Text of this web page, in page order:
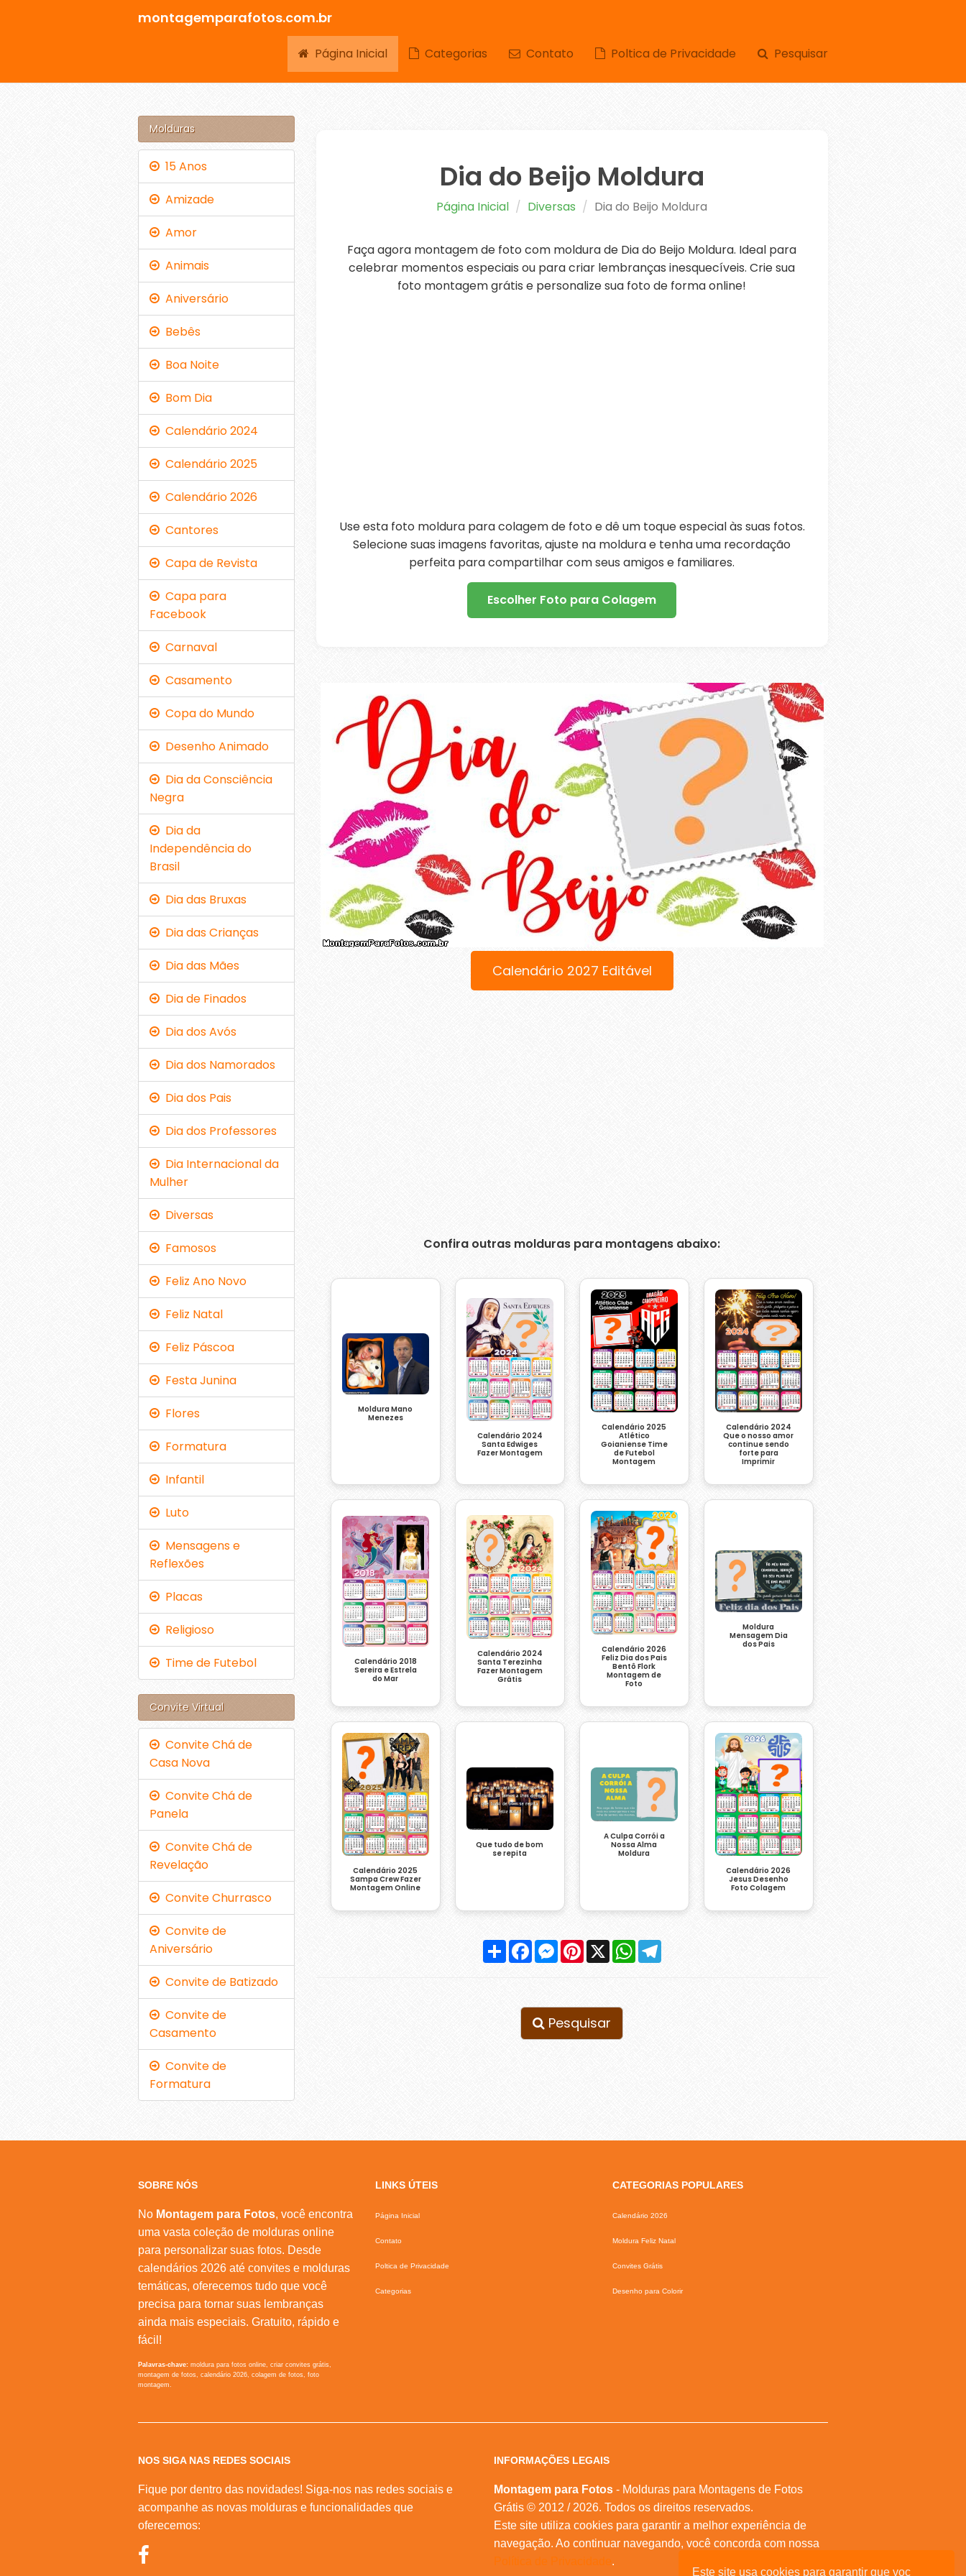
Este site usa cookies para garantir que voc
montagemparafotos.com.br
Página Inicial Categorias Contato Poltica de Privacidade Pesquisar
Dia do Beijo Moldura
Página Inicial Diversas Dia do Beijo Moldura
Faça agora montagem de foto com moldura de Dia do Beijo Moldura. Ideal para
celebrar momentos especiais ou para criar lembranças inesquecíveis. Crie sua
foto montagem grátis e personalize sua foto de forma online!
Use esta foto moldura para colagem de foto e dê um toque especial às suas fotos.
Selecione suas imagens favoritas, ajuste na moldura e tenha uma recordação
perfeita para compartilhar com seus amigos e familiares.
Escolher Foto para Colagem
Calendário 2027 Editável
Confira outras molduras para montagens abaixo:
Moldura Mano
Menezes
Calendário 2024
Santa Edwiges
Fazer Montagem
Calendário 2025
Atlético
Goianiense Time
de Futebol
Montagem
Calendário 2024
Que o nosso amor
continue sendo
forte para
Imprimir
Calendário 2018
Sereira e Estrela
do Mar
Calendário 2024
Santa Terezinha
Fazer Montagem
Grátis
Calendário 2026
Feliz Dia dos Pais
Bentô Flork
Montagem de
Foto
Moldura
Mensagem Dia
dos Pais
Calendário 2025
Sampa Crew Fazer
Montagem Online
Que tudo de bom
se repita
A Culpa Corrói a
Nossa Alma
Moldura
Calendário 2026
Jesus Desenho
Foto Colagem
Compartilhar
FacebookMessenger
Pinterest
X WhatsAppTelegram
Pesquisar
Molduras
15 Anos
Amizade
Amor
Animais
Aniversário
Bebês
Boa Noite
Bom Dia
Calendário 2024
Calendário 2025
Calendário 2026
Cantores
Capa de Revista
Capa para
Facebook
Carnaval
Casamento
Copa do Mundo
Desenho Animado
Dia da Consciência
Negra
Dia da
Independência do
Brasil
Dia das Bruxas
Dia das Crianças
Dia das Mães
Dia de Finados
Dia dos Avós
Dia dos Namorados
Dia dos Pais
Dia dos Professores
Dia Internacional da
Mulher
Diversas
Famosos
Feliz Ano Novo
Feliz Natal
Feliz Páscoa
Festa Junina
Flores
Formatura
Infantil
Luto
Mensagens e
Reflexões
Placas
Religioso
Time de Futebol
Convite Virtual
Convite Chá de
Casa Nova
Convite Chá de
Panela
Convite Chá de
Revelação
Convite Churrasco
Convite de
Aniversário
Convite de Batizado
Convite de
Casamento
Convite de
Formatura
SOBRE NÓS
No Montagem para Fotos, você encontra
uma vasta coleção de molduras online
para personalizar suas fotos. Desde
calendários 2026 até convites e molduras
temáticas, oferecemos tudo que você
precisa para tornar suas lembranças
ainda mais especiais. Gratuito, rápido e
fácil!
Palavras-chave: moldura para fotos online, criar convites grátis,
montagem de fotos, calendário 2026, colagem de fotos, foto
montagem.
LINKS ÚTEIS
Página Inicial
Contato
Poltica de Privacidade
Categorias
CATEGORIAS POPULARES
Calendário 2026
Moldura Feliz Natal
Convites Grátis
Desenho para Colorir
NOS SIGA NAS REDES SOCIAIS
Fique por dentro das novidades! Siga-nos nas redes sociais e
acompanhe as novas molduras e funcionalidades que
oferecemos:
INFORMAÇÕES LEGAIS
Montagem para Fotos - Molduras para Montagens de Fotos
Grátis © 2012 / 2026. Todos os direitos reservados.
Este site utiliza cookies para garantir a melhor experiência de
navegação. Ao continuar navegando, você concorda com nossa
Política de Privacidade.